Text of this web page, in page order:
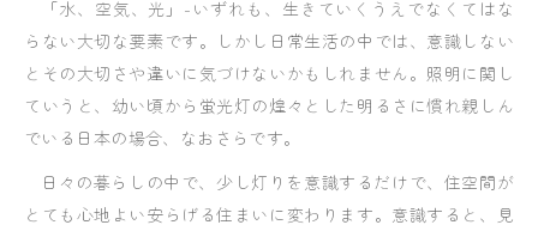
「水、空気、光」-いずれも、生きていくうえでなくてはな
らない大切な要素です。しかし日常生活の中では、意識しない
とその大切さや違いに気づけないかもしれません。照明に関し
ていうと、幼い頃から蛍光灯の煌々とした明るさに慣れ親しん
でいる日本の場合、なおさらです。
日々の暮らしの中で、少し灯りを意識するだけで、住空間が
とても心地よい安らげる住まいに変わります。意識すると、見